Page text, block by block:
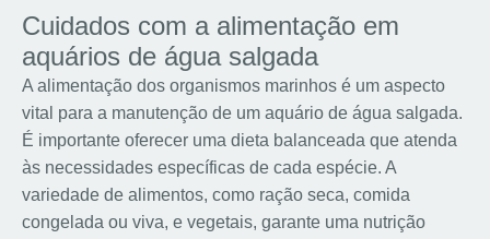
Cuidados com a alimentação em
aquários de água salgada
A alimentação dos organismos marinhos é um aspecto
vital para a manutenção de um aquário de água salgada.
É importante oferecer uma dieta balanceada que atenda
às necessidades específicas de cada espécie. A
variedade de alimentos, como ração seca, comida
congelada ou viva, e vegetais, garante uma nutrição